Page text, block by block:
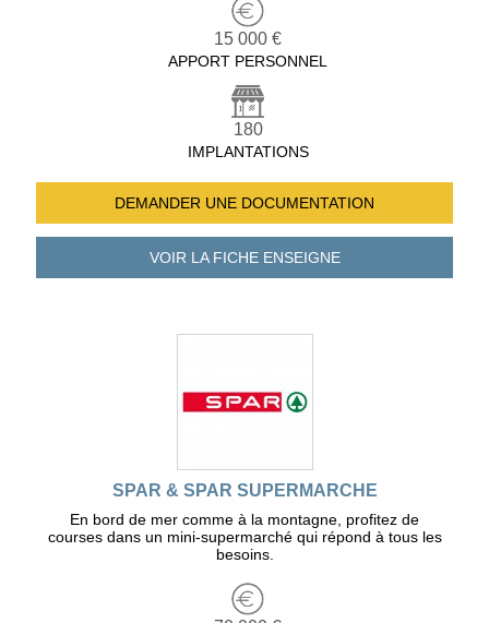
15 000 €
APPORT PERSONNEL
180
IMPLANTATIONS
DEMANDER UNE DOCUMENTATION
VOIR LA FICHEENSEIGNE
SPAR & SPAR SUPERMARCHE
En bord de mer comme à la montagne, profitez de
courses dans un mini-supermarché qui répond à tous les
besoins.